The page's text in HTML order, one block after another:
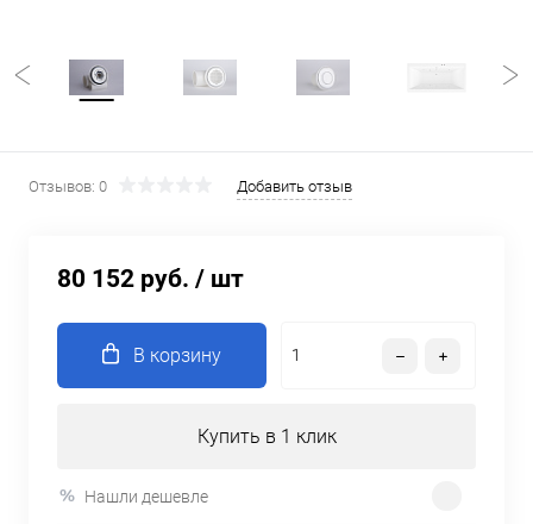
Отзывов: 0 Добавить отзыв
80 152 руб. / шт
В корзину
Купить в 1 клик
Нашли дешевле